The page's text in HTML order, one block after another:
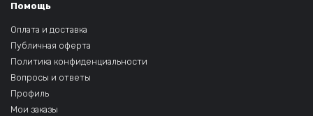
Помощь
Оплата и доставка
Публичная оферта
Политика конфиденциальности
Вопросы и ответы
Профиль
Мои заказы